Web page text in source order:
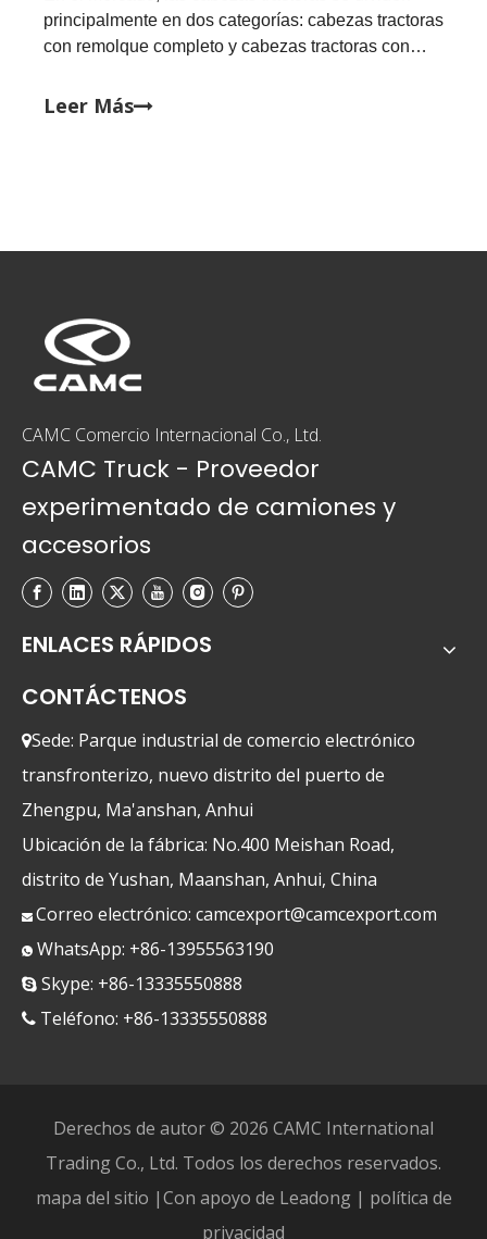
principalmente en dos categorías: cabezas tractoras
con remolque completo y cabezas tractoras con
semirremolque significan que la mitad delantera del
está conectado al extremo trasero del camión
remolque, pero no soporta el peso hacia abajo del
remolque.A continuación, echemos un vistazo a los
antecedentes y tipos de tractores.
Leer Más
CAMC Comercio Internacional Co., Ltd.
CAMC Truck - Proveedor
experimentado de camiones y
accesorios
ENLACES RÁPIDOS
CONTÁCTENOS
Sede: Parque industrial de comercio electrónico
transfronterizo, nuevo distrito del puerto de
Zhengpu, Ma'anshan, Anhui
Ubicación de la fábrica: No.400 Meishan Road,
distrito de Yushan, Maanshan, Anhui, China
 Correo electrónico: camcexport@camcexport.com
 WhatsApp: +86-13955563190
 Skype: +86-13335550888
 Teléfono: +86-13335550888
Derechos de autor © 2026 CAMC International
Trading Co., Ltd. Todos los derechos reservados.
mapa del sitio |Con apoyo de Leadong| política de
privacidad